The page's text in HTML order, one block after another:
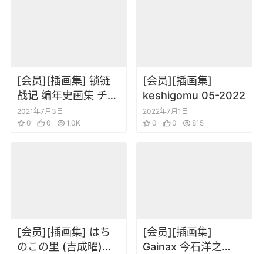
[会员][插画集] 锁链
战记 编年史画集 チェ
インクロニクル1st
season
2021年7月3日
0
0 1.0K
[会员][插画集]
keshigomu 05-2022
2022年7月1日
0
0 815
[会员][插画集] はち
のこの里 (吉成曜)
[会员][插画集]
Gainax 今石洋之